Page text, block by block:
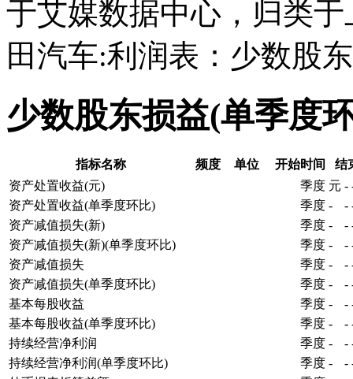
于艾媒数据中心，归类
田汽车:利润表：少数股
少数股东损益(单季度
指标名称 频度 单位 开始时间
结
资产处置收益(元)
季度 元 -
资产处置收益(单季度环比)
季度 - -
资产减值损失(新)
季度 - -
资产减值损失(新)(单季度环比)
季度 - -
资产减值损失
季度 - -
资产减值损失(单季度环比)
季度 - -
基本每股收益
季度 - -
基本每股收益(单季度环比)
季度 - -
持续经营净利润
季度 - -
持续经营净利润(单季度环比)
季度 - -